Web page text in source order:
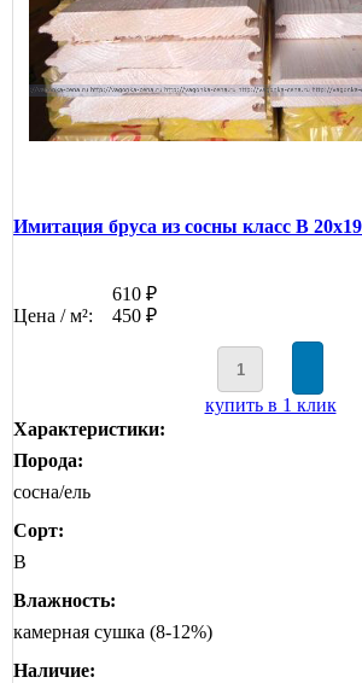
Имитация бруса из сосны класс В
610 ₽
Цена / м²:
450 ₽
купить в 1 клик
Характеристики:
Порода:
сосна/ель
Сорт:
B
Влажность:
камерная сушка (8-12%)
Наличие: